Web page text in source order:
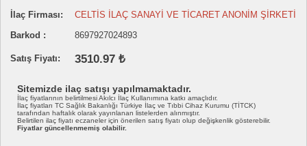
İlaç Firması:
CELTİS İLAÇ SANAYİ VE TİCARET ANONİM ŞİRKETİ
Barkod :
8697927024893
Satış Fiyatı: 3510.97 ₺
Sitemizde ilaç satışı yapılmamaktadır.
İlaç fiyatlarının belirtilmesi Akılcı İlaç Kullanımına katkı amaçlıdır.
İlaç fiyatları TC Sağlık Bakanlığı Türkiye İlaç ve Tıbbi Cihaz Kurumu (TİTCK)
tarafından haftalık olarak yayınlanan listelerden alınmıştır.
Belirtilen ilaç fiyatı eczaneler için önerilen satış fiyatı olup değişkenlik gösterebilir.
Fiyatlar güncellenmemiş olabilir.